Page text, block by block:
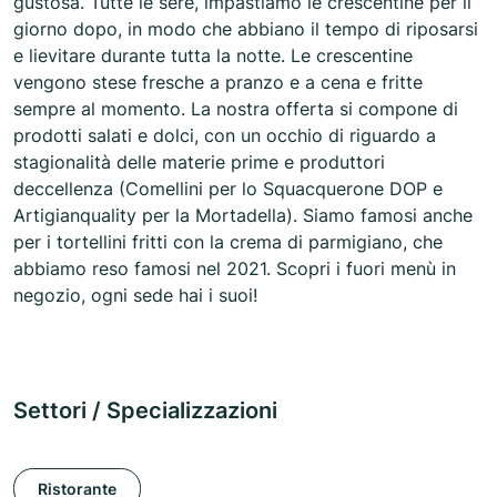
giorno dopo, in modo che abbiano il tempo di riposarsi
e lievitare durante tutta la notte. Le crescentine
vengono stese fresche a pranzo e a cena e fritte
sempre al momento. La nostra offerta si compone di
prodotti salati e dolci, con un occhio di riguardo a
stagionalità delle materie prime e produttori
deccellenza (Comellini per lo Squacquerone DOP e
Artigianquality per la Mortadella). Siamo famosi anche
per i tortellini fritti con la crema di parmigiano, che
abbiamo reso famosi nel 2021. Scopri i fuori menù in
negozio, ogni sede hai i suoi!
Settori / Specializzazioni
Ristorante